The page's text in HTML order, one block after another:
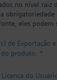
no nível raiz
obrigatoriedade
eles podem
de Exportação
do produto. *
do